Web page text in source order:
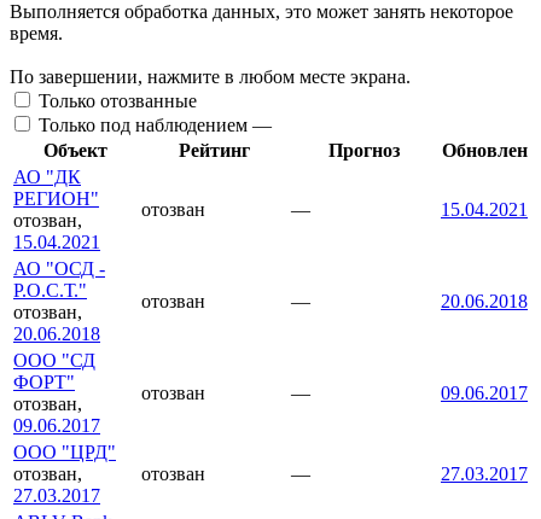
Выполняется обработка данных, это может занять некоторое
время.
По завершении, нажмите в любом месте экрана.
Только отозванные
Только под наблюдением —
Объект
Рейтинг Прогноз
Обновлен
АО "ДК
РЕГИОН"
отозван,
15.04.2021
отозван — 15.04.2021
АО "ОСД -
Р.О.С.Т."
отозван,
20.06.2018
отозван — 20.06.2018
ООО "СД
ФОРТ"
отозван,
09.06.2017
отозван — 09.06.2017
ООО "ЦРД"
отозван,
27.03.2017
отозван — 27.03.2017